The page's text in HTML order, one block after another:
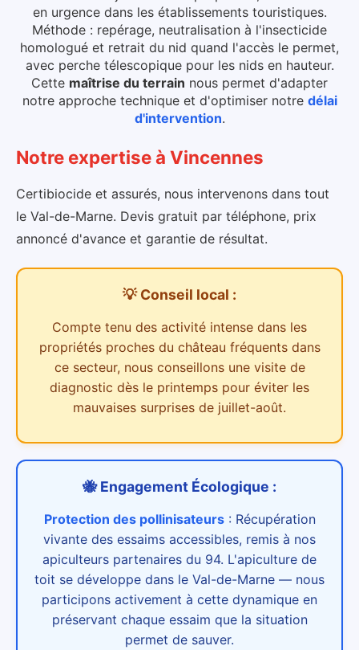
en urgence dans les établissements touristiques.
Méthode : repérage, neutralisation à l'insecticide
homologué et retrait du nid quand l'accès le permet,
avec perche télescopique pour les nids en hauteur.
Cette maîtrise du terrain nous permet d'adapter
notre approche technique et d'optimiser notre délai
d'intervention.
Notre expertiseà Vincennes
Certibiocide et assurés, nous intervenons dans tout
le Val-de-Marne. Devis gratuit par téléphone, prix
annoncé d'avance et garantie de résultat.
💡 Conseil local :
Compte tenu des activité intense dans les
propriétés proches du château fréquents dans
ce secteur, nous conseillons une visite de
diagnostic dès le printemps pour éviter les
mauvaises surprises de juillet-août.
🐝 Engagement Écologique :
Protection des pollinisateurs : Récupération
vivante des essaims accessibles, remis à nos
apiculteurs partenaires du 94. L'apiculture de
toit se développe dans le Val-de-Marne — nous
participons activement à cette dynamique en
préservant chaque essaim que la situation
permet de sauver.